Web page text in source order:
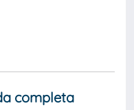
completa